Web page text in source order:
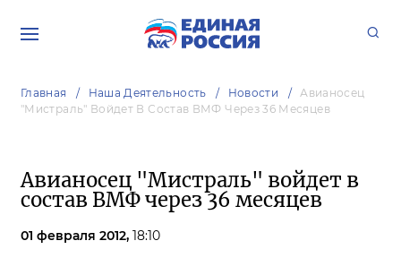
Главная Наша Деятельность Новости
Авианосец
"Мистраль" Войдет В Состав ВМФ Через 36 Месяцев
Авианосец "Мистраль" войдет в
состав ВМФ через 36 месяцев
01 февраля 2012, 18:10